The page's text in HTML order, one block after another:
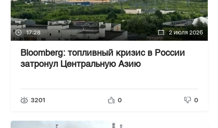
17:28 2 июля 2026
Bloomberg: топливный кризис в России
затронул Центральную Азию
3201 0 0